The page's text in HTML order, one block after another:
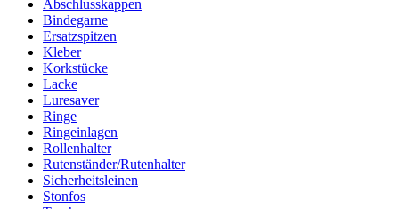
Abschlusskappen
Bindegarne
Ersatzspitzen
Kleber
Korkstücke
Lacke
Luresaver
Ringe
Ringeinlagen
Rollenhalter
Rutenständer/Rutenhalter
Sicherheitsleinen
Stonfos